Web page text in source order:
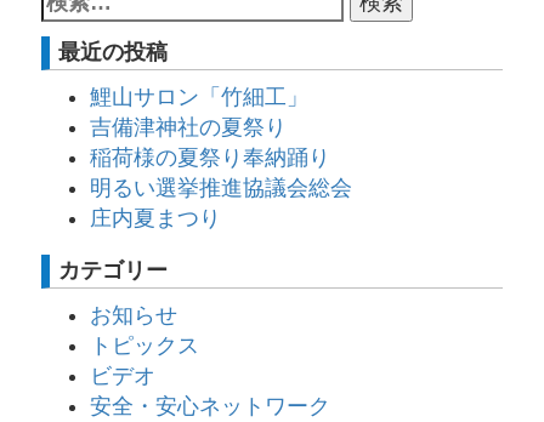
最近の投稿
鯉山サロン「竹細工」
吉備津神社の夏祭り
稲荷様の夏祭り奉納踊り
明るい選挙推進協議会総会
庄内夏まつり
カテゴリー
お知らせ
トピックス
ビデオ
安全・安心ネットワーク